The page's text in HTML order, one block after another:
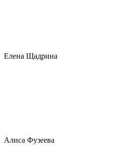
Елена Щадрина
Алиса Фузеева